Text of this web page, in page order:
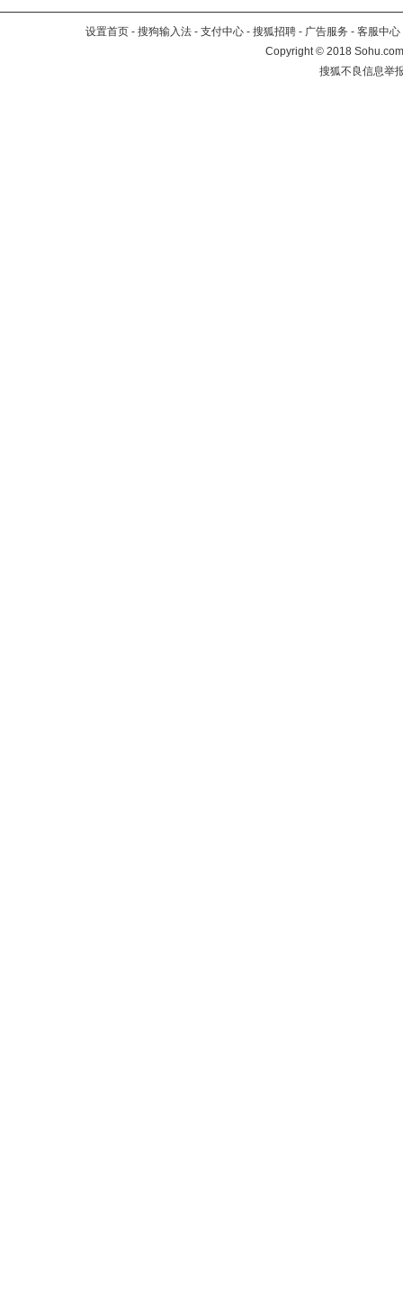
设置首页 - 搜狗输入法 - 支付中心 - 搜狐招聘 - 广告服务 - 客服中心
Copyright©2018
搜狐不良信息举